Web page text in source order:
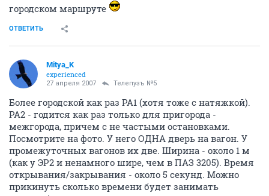
городском маршруте
ОТВЕТИТЬ
Mitya_K
experienced
27 апреля 2007 Телепузъ №5
Более городской как раз РА1 (хотя тоже с натяжкой).
РА2 - годится как раз только для пригорода -
межгорода, причем с не частыми остановками.
Посмотрите на фото. У него ОДНА дверь на вагон. У
промежуточных вагонов их две. Ширина - около 1 м
(как у ЭР2 и ненамного шире, чем в ПАЗ 3205). Время
открывания/закрывания - около 5 секунд. Можно
прикинуть сколько времени будет занимать